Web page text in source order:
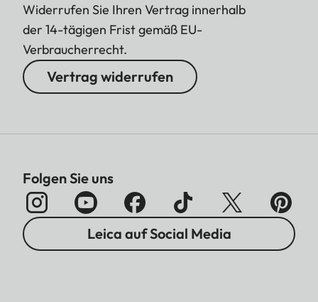
Widerrufen Sie Ihren Vertrag innerhalb
der 14-tägigen Frist gemäß EU-
Verbraucherrecht.
Vertrag widerrufen
Folgen Sie uns
Leica auf Social Media